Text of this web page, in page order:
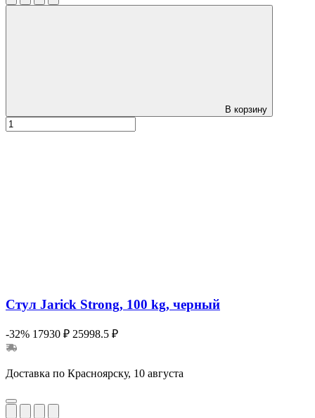
В корзину
Стул Jarick Strong, 100 kg, черный
-32% 17930 ₽ 25998.5 ₽
Доставка по Красноярску, 10 августа